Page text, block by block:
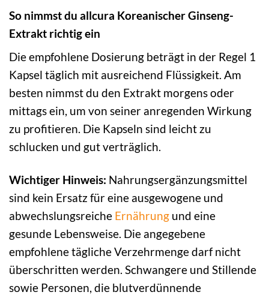
So nimmst du allcura Koreanischer Ginseng-
Extrakt richtig ein
Die empfohlene Dosierung beträgt in der Regel 1
Kapsel täglich mit ausreichend Flüssigkeit. Am
besten nimmst du den Extrakt morgens oder
mittags ein, um von seiner anregenden Wirkung
zu profitieren. Die Kapseln sind leicht zu
schlucken und gut verträglich.
Wichtiger Hinweis: Nahrungsergänzungsmittel
sind kein Ersatz für eine ausgewogene und
abwechslungsreiche Ernährung und eine
gesunde Lebensweise. Die angegebene
empfohlene tägliche Verzehrmenge darf nicht
überschritten werden. Schwangere und Stillende
sowie Personen, die blutverdünnende